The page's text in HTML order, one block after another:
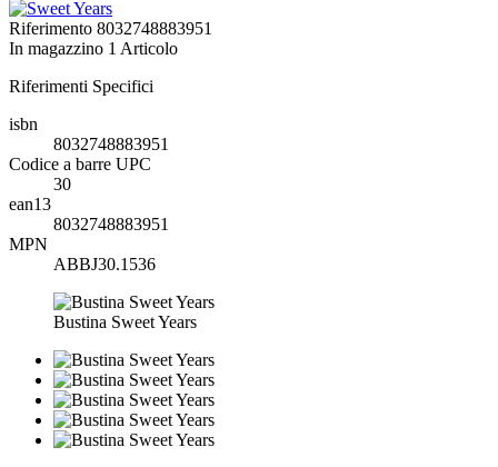
Riferimento 8032748883951
In magazzino 1 Articolo
Riferimenti Specifici
isbn
8032748883951
Codice a barre UPC
30
ean13
8032748883951
MPN
ABBJ30.1536
Bustina Sweet Years